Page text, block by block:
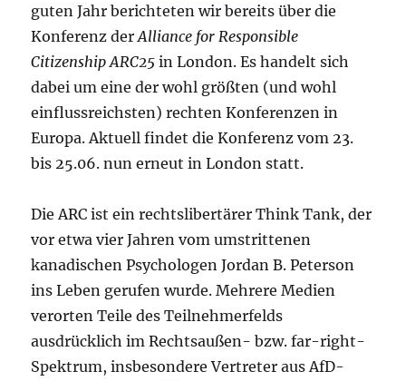
guten Jahr berichteten wir bereits über die
Konferenz derAlliance for Responsible
CitizenshipARC25 in London. Es handelt sich
dabei um eine der wohl größten (und wohl
einflussreichsten) rechten Konferenzen in
Europa. Aktuell findet die Konferenz vom 23.
bis 25.06. nun erneut in London statt.
Die ARC ist ein rechtslibertärer Think Tank, der
vor etwa vier Jahren vom umstrittenen
kanadischen Psychologen Jordan B. Peterson
ins Leben gerufen wurde. Mehrere Medien
verorten Teile des Teilnehmerfelds
ausdrücklich im Rechtsaußen- bzw. far-right-
Spektrum, insbesondere Vertreter aus AfD-